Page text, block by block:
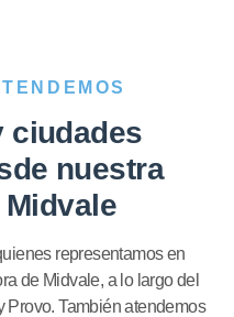
ciudades
nuestra
representamos en
de Midvale, a lo largo del
Provo. También atendemos